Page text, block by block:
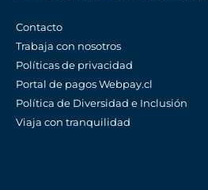
Contacto
Trabaja con nosotros
Políticas de privacidad
Portal de pagos Webpay.cl
Política de Diversidad e Inclusión
Viaja con tranquilidad